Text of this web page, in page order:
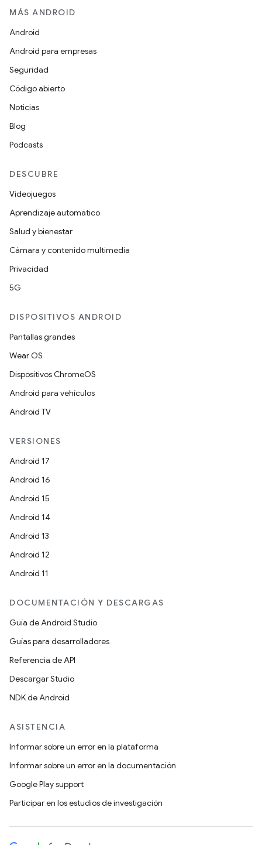
MÁS ANDROID
Android
Android para empresas
Seguridad
Código abierto
Noticias
Blog
Podcasts
DESCUBRE
Videojuegos
Aprendizaje automático
Salud y bienestar
Cámara y contenido multimedia
Privacidad
5G
DISPOSITIVOS ANDROID
Pantallas grandes
Wear OS
Dispositivos ChromeOS
Android para vehículos
Android TV
VERSIONES
Android 17
Android 16
Android 15
Android 14
Android 13
Android 12
Android 11
DOCUMENTACIÓN Y DESCARGAS
Guía de Android Studio
Guías para desarrolladores
Referencia de API
Descargar Studio
NDK de Android
ASISTENCIA
Informar sobre un error en la plataforma
Informar sobre un error en la documentación
Google Play support
Participar en los estudios de investigación